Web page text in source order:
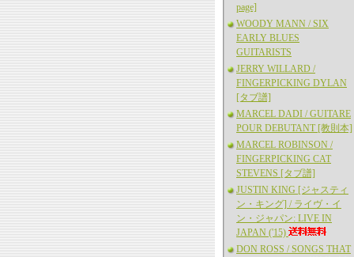
page]
WOODY MANN / SIX
EARLY BLUES
GUITARISTS
JERRY WILLARD /
FINGERPICKING DYLAN
[タブ譜]
MARCEL DADI / GUITARE
POUR DEBUTANT [教則本]
MARCEL ROBINSON /
FINGERPICKING CAT
STEVENS [タブ譜]
JUSTIN KING [ジャスティ
ン・キング] / ライヴ・イ
ン・ジャパン: LIVE IN
JAPAN ('15)
DON ROSS / SONGS THAT